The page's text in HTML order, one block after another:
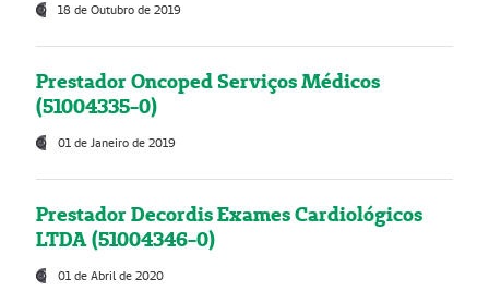
18 de Outubro de 2019
Prestador Oncoped Serviços Médicos
(51004335-0)
01 de Janeiro de 2019
Prestador Decordis Exames Cardiológicos
LTDA (51004346-0)
01 de Abril de 2020